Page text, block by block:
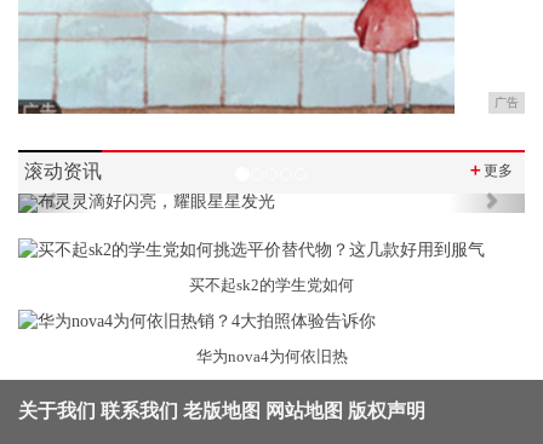
广告
滚动资讯 ＋更多
Previous Next
买不起sk2的学生党如何
华为nova4为何依旧热
关于我们 联系我们 老版地图 网站地图 版权声明